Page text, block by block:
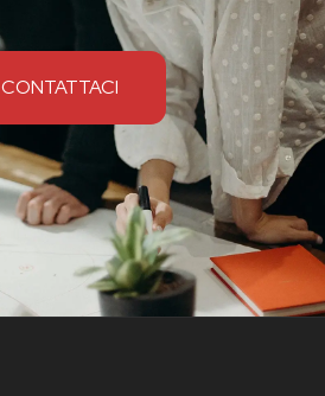
CONTATTACI